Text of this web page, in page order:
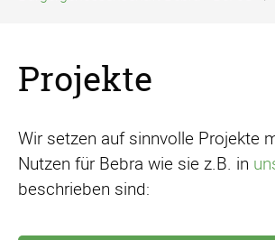
Projekte
Wir setzen auf sinnvolle Projekte
Nutzen für Bebra wie sie z.B. in
beschrieben sind: